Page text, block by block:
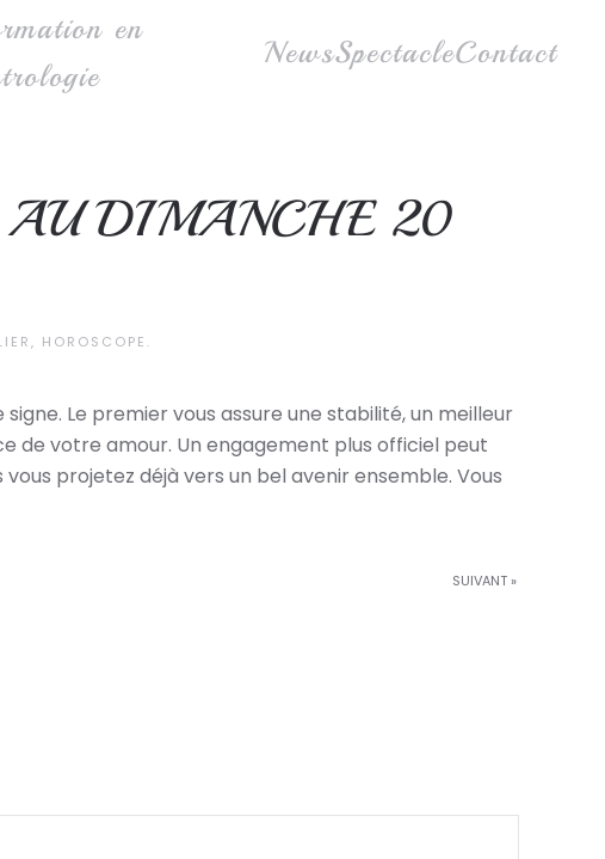
en
NewsSpectacleContact
AU DIMANCHE 20
, HOROSCOPE .
Le premier vous assure une stabilité, un meilleur
de votre amour. Un engagement plus officiel peut
projetez déjà vers un bel avenir ensemble. Vous
SUIVANT »